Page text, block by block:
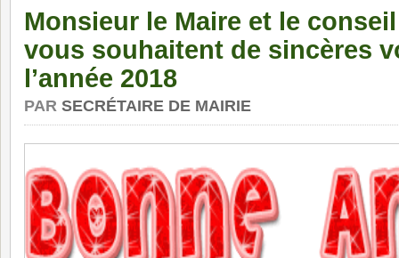
Monsieur le Maire et le
vous souhaitent de sincères
l’année 2018
PAR SECRÉTAIRE DE MAIRIE